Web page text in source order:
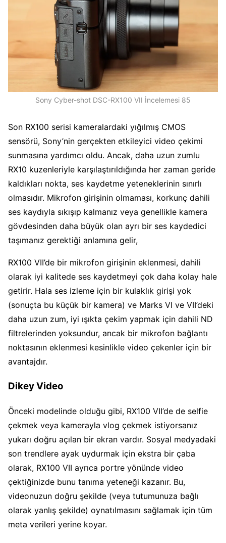
Sony Cyber-shot DSC-RX100 VII İncelemesi 85
Son RX100 serisi kameralardaki yığılmış CMOS
sensörü, Sony’nin gerçekten etkileyici video çekimi
sunmasına yardımcı oldu. Ancak, daha uzun zumlu
RX10 kuzenleriyle karşılaştırıldığında her zaman geride
kaldıkları nokta, ses kaydetme yeteneklerinin sınırlı
olmasıdır. Mikrofon girişinin olmaması, korkunç dahili
ses kaydıyla sıkışıp kalmanız veya genellikle kamera
gövdesinden daha büyük olan ayrı bir ses kaydedici
taşımanız gerektiği anlamına gelir,
RX100 VII’de bir mikrofon girişinin eklenmesi, dahili
olarak iyi kalitede ses kaydetmeyi çok daha kolay hale
getirir. Hala ses izleme için bir kulaklık girişi yok
(sonuçta bu küçük bir kamera) ve Marks VI ve VII’deki
daha uzun zum, iyi ışıkta çekim yapmak için dahili ND
filtrelerinden yoksundur, ancak bir mikrofon bağlantı
noktasının eklenmesi kesinlikle video çekenler için bir
avantajdır.
Dikey Video
Önceki modelinde olduğu gibi, RX100 VII’de de selfie
çekmek veya kamerayla vlog çekmek istiyorsanız
yukarı doğru açılan bir ekran vardır. Sosyal medyadaki
son trendlere ayak uydurmak için ekstra bir çaba
olarak, RX100 VII ayrıca portre yönünde video
çektiğinizde bunu tanıma yeteneği kazanır. Bu,
videonuzun doğru şekilde (veya tutumunuza bağlı
olarak yanlış şekilde) oynatılmasını sağlamak için tüm
meta verileri yerine koyar.